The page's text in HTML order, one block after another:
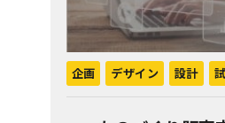
企画 デザイン 設計